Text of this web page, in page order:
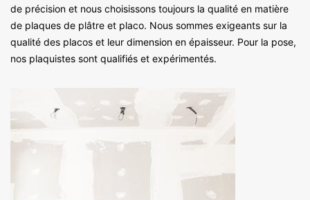
de précision et nous choisissons toujours la qualité en matière
de plaques de plâtre et placo. Nous sommes exigeants sur la
qualité des placos et leur dimension en épaisseur. Pour la pose,
nos plaquistes sont qualifiés et expérimentés.